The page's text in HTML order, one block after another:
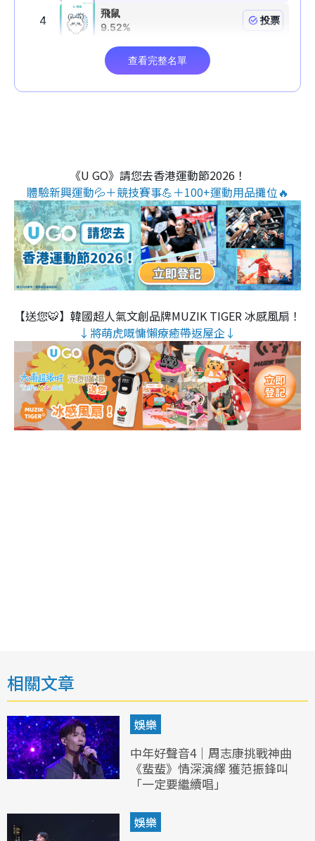
《U GO》請您去香港運動節2026！
體驗新興運動💦＋競技賽事💪＋100+運動用品攤位🔥
【送您🐯】韓國超人氣文創品牌MUZIK TIGER 冰感風扇！
↓將萌虎嘅慵懶療癒帶返屋企↓
相關文章
娛樂
中年好聲音4｜周志康挑戰神曲
《蜚蜚》情深演繹 獲范振鋒叫
「一定要繼續唱」
娛樂